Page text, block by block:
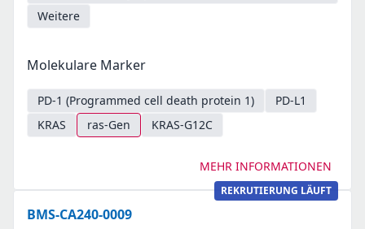
Weitere
Molekulare Marker
PD-1 (Programmed cell death protein 1)
PD-L1
KRAS
ras-Gen KRAS-G12C
MEHR INFORMATIONEN
REKRUTIERUNG LÄUFT
BMS-CA240-0009